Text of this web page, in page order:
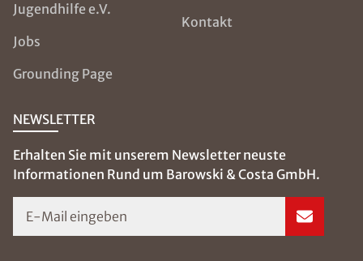
Jugendhilfe e.V.
Jobs
Grounding Page
Kontakt
NEWSLETTER
Erhalten Sie mit unserem Newsletter neuste
Informationen Rund um Barowski & Costa GmbH.
E-Mail eingeben